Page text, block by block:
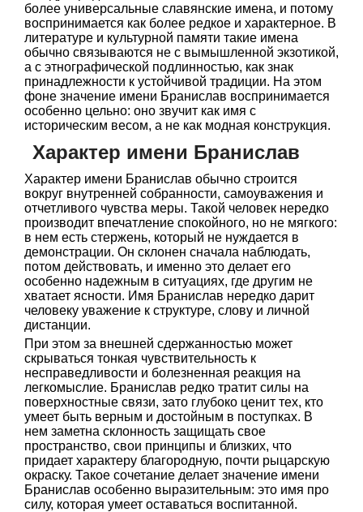
более универсальные славянские имена, и потому
воспринимается как более редкое и характерное. В
литературе и культурной памяти такие имена
обычно связываются не с вымышленной экзотикой,
а с этнографической подлинностью, как знак
принадлежности к устойчивой традиции. На этом
фоне значение имени Бранислав воспринимается
особенно цельно: оно звучит как имя с
историческим весом, а не как модная конструкция.
Характер имени Бранислав
Характер имени Бранислав обычно строится
вокруг внутренней собранности, самоуважения и
отчетливого чувства меры. Такой человек нередко
производит впечатление спокойного, но не мягкого:
в нем есть стержень, который не нуждается в
демонстрации. Он склонен сначала наблюдать,
потом действовать, и именно это делает его
особенно надежным в ситуациях, где другим не
хватает ясности. Имя Бранислав нередко дарит
человеку уважение к структуре, слову и личной
дистанции.
При этом за внешней сдержанностью может
скрываться тонкая чувствительность к
несправедливости и болезненная реакция на
легкомыслие. Бранислав редко тратит силы на
поверхностные связи, зато глубоко ценит тех, кто
умеет быть верным и достойным в поступках. В
нем заметна склонность защищать свое
пространство, свои принципы и близких, что
придает характеру благородную, почти рыцарскую
окраску. Такое сочетание делает значение имени
Бранислав особенно выразительным: это имя про
силу, которая умеет оставаться воспитанной.